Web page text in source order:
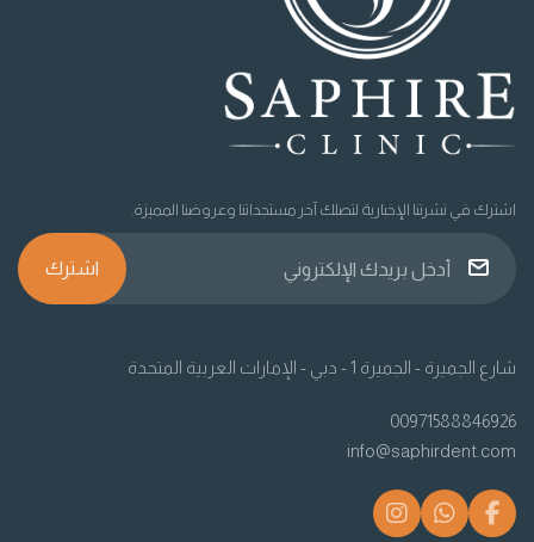
اشترك في نشرتنا الإخبارية لتصلك آخر مستجداتنا وعروضنا المميزة.
اشترك
شارع الجميرة - الجميرة 1 - دبي - الإمارات العربية المتحدة
00971588846926
info@saphirdent.com